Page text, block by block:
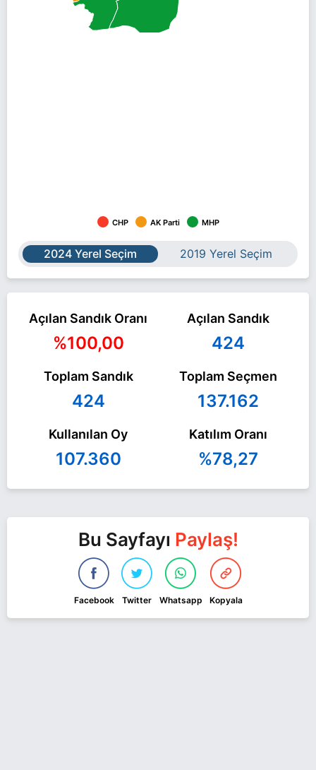
CHP AK Parti MHP
2024 Yerel Seçim 2019 Yerel Seçim
Açılan Sandık Oranı
%100,00
Açılan Sandık
424
Toplam Sandık
424
Toplam Seçmen
137.162
Kullanılan Oy
107.360
Katılım Oranı
%78,27
Bu Sayfayı Paylaş!
Facebook Twitter Whatsapp Kopyala